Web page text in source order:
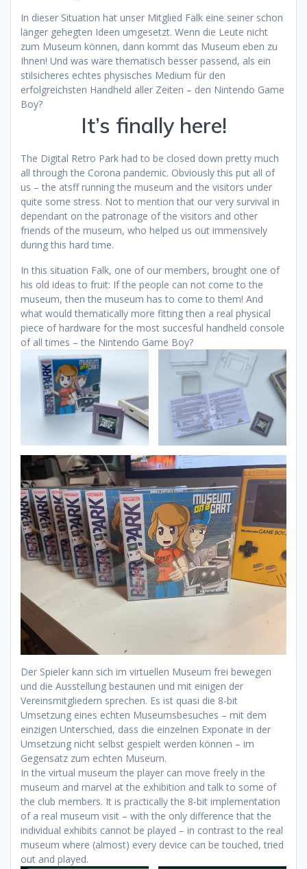
In dieser Situation hat unser Mitglied Falk eine seiner schon
länger gehegten Ideen umgesetzt. Wenn die Leute nicht
zum Museum können, dann kommt das Museum eben zu
Ihnen! Und was wäre thematisch besser passend, als ein
stilsicheres echtes physisches Medium für den
erfolgreichsten Handheld aller Zeiten – den Nintendo Game
Boy?
It’s finally here!
The Digital Retro Park had to be closed down pretty much
all through the Corona pandemic. Obviously this put all of
us – the atsff running the museum and the visitors under
quite some stress. Not to mention that our very survival in
dependant on the patronage of the visitors and other
friends of the museum, who helped us out immensively
during this hard time.
In this situation Falk, one of our members, brought one of
his old ideas to fruit: If the people can not come to the
museum, then the museum has to come to them! And
what would thematically more fitting then a real physical
piece of hardware for the most succesful handheld console
of all times – the Nintendo Game Boy?
Der Spieler kann sich im virtuellen Museum frei bewegen
und die Ausstellung bestaunen und mit einigen der
Vereinsmitgliedern sprechen. Es ist quasi die 8-bit
Umsetzung eines echten Museumsbesuches – mit dem
einzigen Unterschied, dass die einzelnen Exponate in der
Umsetzung nicht selbst gespielt werden können – im
Gegensatz zum echten Museum.
In the virtual museum the player can move freely in the
museum and marvel at the exhibition and talk to some of
the club members. It is practically the 8-bit implementation
of a real museum visit – with the only difference that the
individual exhibits cannot be played – in contrast to the real
museum where (almost) every device can be touched, tried
out and played.